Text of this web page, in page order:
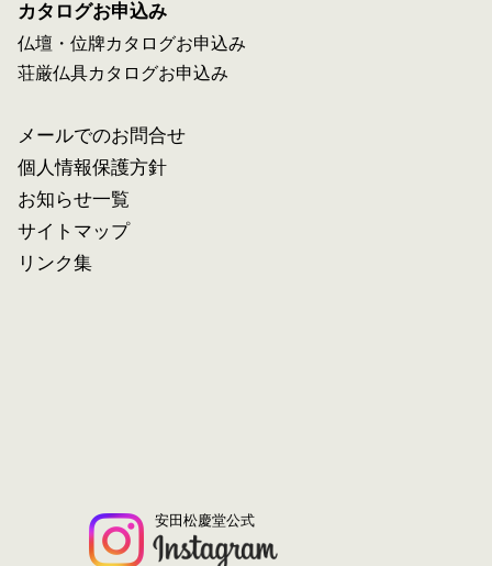
カタログお申込み
仏壇・位牌カタログお申込み
荘厳仏具カタログお申込み
メールでのお問合せ
個人情報保護方針
お知らせ一覧
サイトマップ
リンク集
安田松慶堂公式